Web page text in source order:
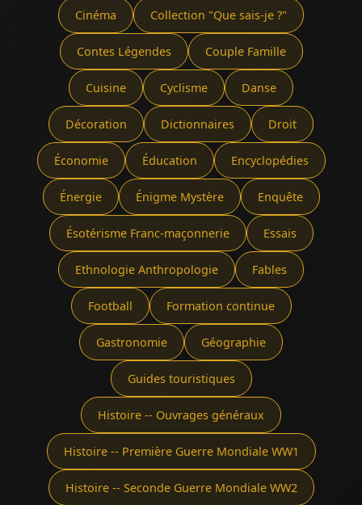
Cinéma Collection "Que sais-je ?"
Contes Légendes Couple Famille
Cuisine Cyclisme Danse
Décoration Dictionnaires Droit
Économie Éducation Encyclopédies
Énergie Énigme Mystère Enquête
Ésotérisme Franc-maçonnerie Essais
Ethnologie Anthropologie Fables
Football Formation continue
Gastronomie Géographie
Guides touristiques
Histoire -- Ouvrages généraux
Histoire -- Première Guerre Mondiale WW1
Histoire -- Seconde Guerre Mondiale WW2